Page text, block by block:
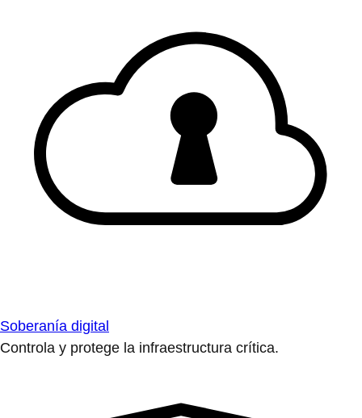
Soberanía digital
Controla y protege la infraestructura crítica.